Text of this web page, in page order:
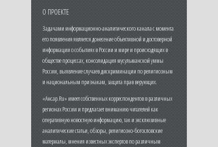
О ПРОЕКТЕ
Задачами информационно-аналитического канала с момента
его появления является донесение объективной и достоверной
информации о событиях в России и мире и происходящих в
обществе процессах, консолидация мусульманской уммы
России, выявление случаев дискриминации по религиозным
и национальным признакам, защита прав верующих.
«Ансар.Ru» имеет собственных корреспондентов в различных
регионах России и предлагает вниманию читателей как
оперативную новостную информацию, так и эксклюзивные
аналитические статьи, обзоры, религиозно-богословские
материалы, мнения известных экспертов по различным